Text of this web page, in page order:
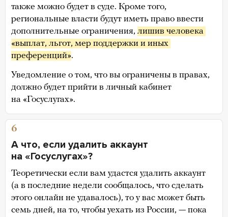
также можно будет в суде. Кроме того,
региональные власти будут иметь право ввести
дополнительные ограничения,
«выплат, льгот, мер поддержки и иных
преференций».
Уведомление о том, что вы ограничены в правах,
должно будет прийти в личный кабинет
на «Госуслугах».
6
А что, если удалить аккаунт
на «Госуслугах»?
Теоретически если вам удастся удалить аккаунт
(а в последние недели сообщалось, что сделать
этого онлайн не удавалось), то у вас может быть
семь дней, на то, чтобы уехать из России, — пока